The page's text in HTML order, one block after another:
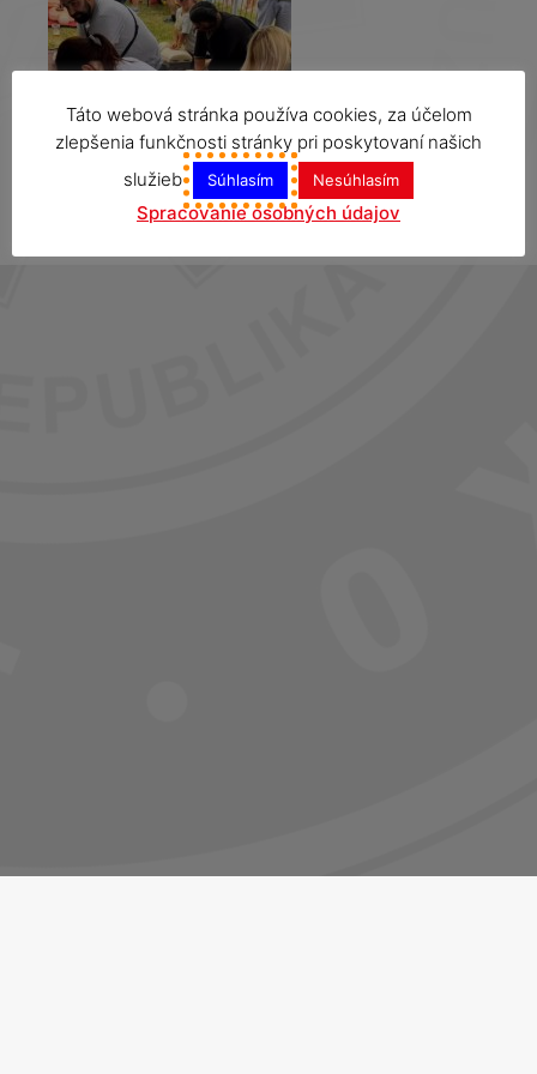
Táto webová stránka používa cookies, za účelom
zlepšenia funkčnosti stránky pri poskytovaní našich
služieb
Súhlasím Nesúhlasím
Spracovanie osobných údajov